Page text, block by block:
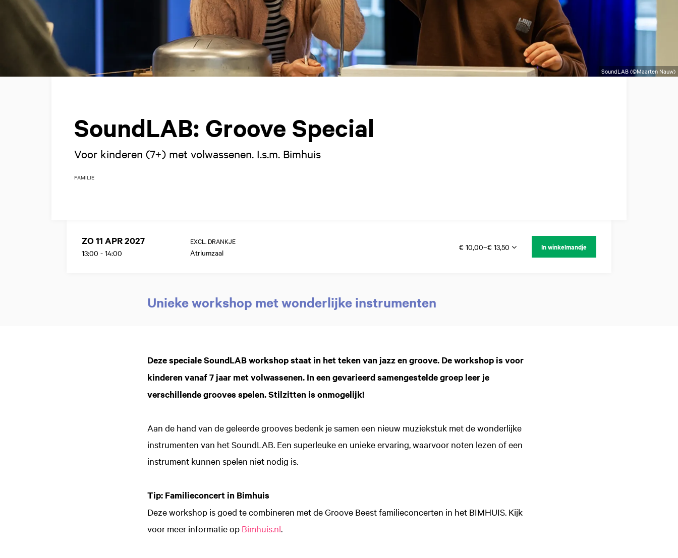
SoundLAB (©Maarten Nauw)
SoundLAB: Groove Special
Voor kinderen (7+) met volwassenen. I.s.m. Bimhuis
FAMILIE
ZO 11 APR 2027
13:00 - 14:00
EXCL. DRANKJE
Atriumzaal
€ 10,00–€ 13,50 In winkelmandje
Unieke workshop met wonderlijke instrumenten
Deze speciale SoundLAB workshop staat in het teken van jazz en groove. De workshop is voor
kinderen vanaf 7 jaar met volwassenen. In een gevarieerd samengestelde groep leer je
verschillende grooves spelen. Stilzitten is onmogelijk!
Aan de hand van de geleerde grooves bedenk je samen een nieuw muziekstuk met de wonderlijke
instrumenten van het SoundLAB. Een superleuke en unieke ervaring, waarvoor noten lezen of een
instrument kunnen spelen niet nodig is.
Tip: Familieconcert in Bimhuis
Deze workshop is goed te combineren met de Groove Beest familieconcerten in het BIMHUIS. Kijk
voor meer informatie op Bimhuis.nl.